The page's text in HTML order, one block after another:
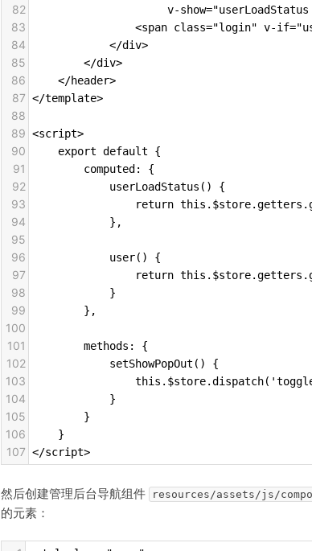
82
v-show="userLoadStatus
83
<span class="login" v-
84
            </div>
85
        </div>
86
    </header>
87 </template>
88
89 <script>
90
    export default {
91
        computed: {
92
            userLoadStatus() {
93
return
94
            },
95
96
            user() {
97
return
98
            }
99
        },
100
101
        methods: {
102
            setShowPopOut() {
103
104
            }
105
        }
106
    }
107 </script>
然后创建管理后台导航组件 resources/assets/js/
的元素：